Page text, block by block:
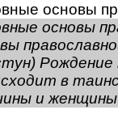
основы
основы
Рождение
в
и